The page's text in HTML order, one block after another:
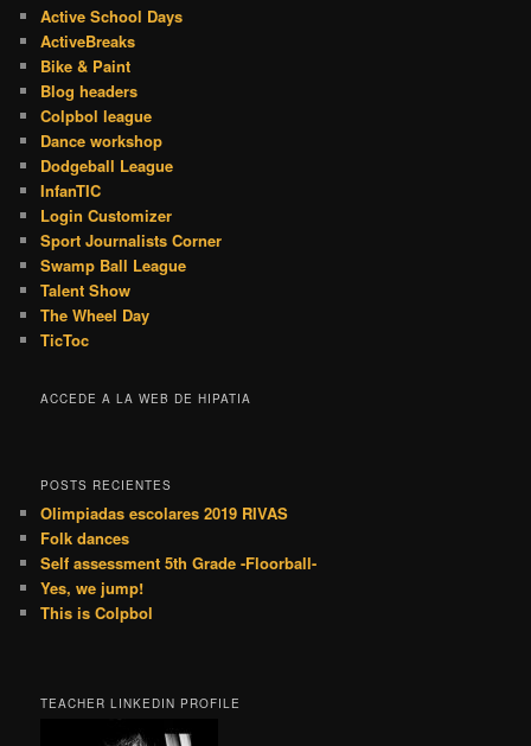
Active School Days
ActiveBreaks
Bike & Paint
Blog headers
Colpbol league
Dance workshop
Dodgeball League
InfanTIC
Login Customizer
Sport Journalists Corner
Swamp Ball League
Talent Show
The Wheel Day
TicToc
ACCEDE A LA WEB DE HIPATIA
POSTS RECIENTES
Olimpiadas escolares 2019 RIVAS
Folk dances
Self assessment 5th Grade -Floorball-
Yes, we jump!
This is Colpbol
TEACHER LINKEDIN PROFILE